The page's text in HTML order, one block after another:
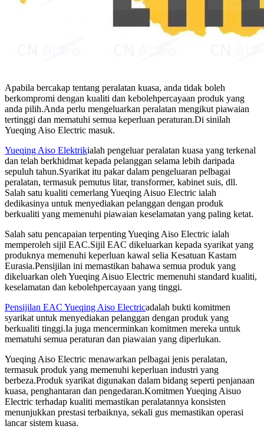
Apabila bercakap tentang peralatan kuasa, anda tidak boleh
berkompromi dengan kualiti dan kebolehpercayaan produk yang
anda pilih.Anda perlu mengeluarkan peralatan mengikut piawaian
tertinggi dan mematuhi semua keperluan peraturan.Di sinilah
Yueqing Aiso Electric masuk.
Yueqing Aiso Elektrikialah pengeluar peralatan kuasa yang terkenal
dan telah berkhidmat kepada pelanggan selama lebih daripada
sepuluh tahun.Syarikat itu pakar dalam pengeluaran pelbagai
peralatan, termasuk pemutus litar, transformer, kabinet suis, dll.
Salah satu kualiti cemerlang Yueqing Aisuo Electric ialah
dedikasinya untuk menyediakan pelanggan dengan produk
berkualiti yang memenuhi piawaian keselamatan yang paling ketat.
Salah satu pencapaian terpenting Yueqing Aiso Electric ialah
memperoleh sijil EAC.Sijil EAC dikeluarkan kepada syarikat yang
produknya memenuhi keperluan kawal selia Kesatuan Kastam
Eurasia.Pensijilan ini memastikan bahawa semua produk yang
dikeluarkan oleh Yueqing Aisuo Electric memenuhi standard kualiti,
keselamatan dan kebolehpercayaan yang tinggi.
Pensijilan EAC Yueqing Aiso Electricadalah bukti komitmen
syarikat untuk menyediakan pelanggan dengan produk yang
berkualiti tinggi.Ia juga mencerminkan komitmen mereka untuk
mematuhi semua peraturan dan piawaian yang diperlukan.
Yueqing Aiso Electric menawarkan pelbagai jenis peralatan,
termasuk produk yang memenuhi keperluan industri yang
berbeza.Produk syarikat digunakan dalam bidang seperti penjanaan
kuasa, penghantaran dan pengedaran.Komitmen Yueqing Aisuo
Electric terhadap kualiti memastikan peralatannya konsisten
menunjukkan prestasi terbaiknya, sekali gus memastikan operasi
lancar sistem kuasa.